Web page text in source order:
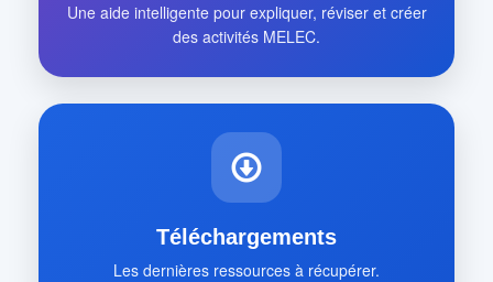
Une aide intelligente pour expliquer, réviser et créer
des activités MELEC.
Téléchargements
Les dernières ressources à récupérer.